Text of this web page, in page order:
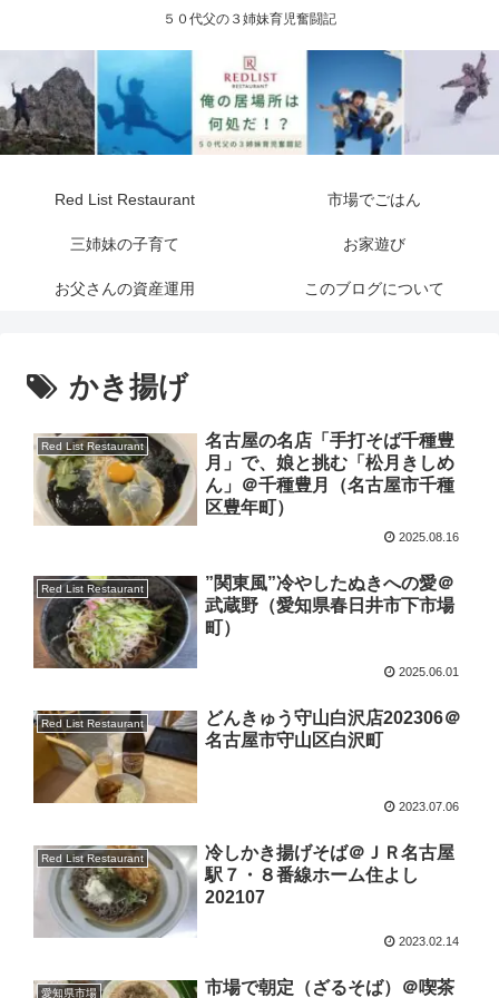
５０代父の３姉妹育児奮闘記
Red List Restaurant 市場でごはん
三姉妹の子育て お家遊び
お父さんの資産運用 このブログについて
かき揚げ
Red List Restaurant
名古屋の名店「手打そば千種豊
月」で、娘と挑む「松月きしめ
ん」＠千種豊月（名古屋市千種
区豊年町）
2025.08.16
Red List Restaurant
”関東風”冷やしたぬきへの愛＠
武蔵野（愛知県春日井市下市場
町）
2025.06.01
Red List Restaurant
どんきゅう守山白沢店202306＠
名古屋市守山区白沢町
2023.07.06
Red List Restaurant
冷しかき揚げそば＠ＪＲ名古屋
駅７・８番線ホーム住よし
202107
2023.02.14
愛知県市場 市場で朝定（ざるそば）＠喫茶